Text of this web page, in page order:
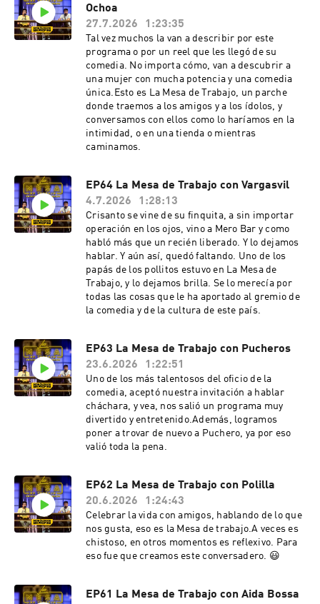
Ochoa
27.7.2026
1:23:35
Tal vez muchos la van a describir por este
programa o por un reel que les llegó de su
comedia. No importa cómo, van a descubrir a
una mujer con mucha potencia y una comedia
única.Esto es La Mesa de Trabajo, un parche
donde traemos a los amigos y a los ídolos, y
conversamos con ellos como lo haríamos en la
intimidad, o en una tienda o mientras
caminamos.
EP64 La Mesa de Trabajo con Vargasvil
4.7.2026
1:28:13
Crisanto se vine de su finquita, a sin importar
operación en los ojos, vino a Mero Bar y como
habló más que un recién liberado. Y lo dejamos
hablar. Y aún así, quedó faltando. Uno de los
papás de los pollitos estuvo en La Mesa de
Trabajo, y lo dejamos brilla. Se lo merecía por
todas las cosas que le ha aportado al gremio de
la comedia y de la cultura de este país.
EP63 La Mesa de Trabajo con Pucheros
23.6.2026
1:22:51
Uno de los más talentosos del oficio de la
comedia, aceptó nuestra invitación a hablar
cháchara, y vea, nos salió un programa muy
divertido y entretenido.Además, logramos
poner a trovar de nuevo a Puchero, ya por eso
valió toda la pena.
EP62 La Mesa de Trabajo con Polilla
20.6.2026
1:24:43
Celebrar la vida con amigos, hablando de lo que
nos gusta, eso es la Mesa de trabajo.A veces es
chistoso, en otros momentos es reflexivo. Para
eso fue que creamos este conversadero. 😃
EP61 La Mesa de Trabajo con Aida Bossa